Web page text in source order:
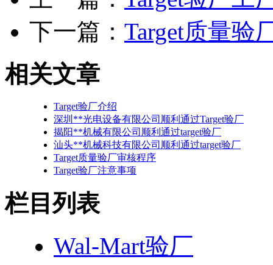
下一篇： Target质量验
相关文章
Target验厂介绍
深圳**光电设备有限公司顺利通过Target验厂
揭阳**机械有限公司顺利通过target验厂
汕头**机械科技有限公司顺利通过target验厂
Target质量验厂审核程序
Target验厂注意事项
栏目列表
Wal-Mart验厂